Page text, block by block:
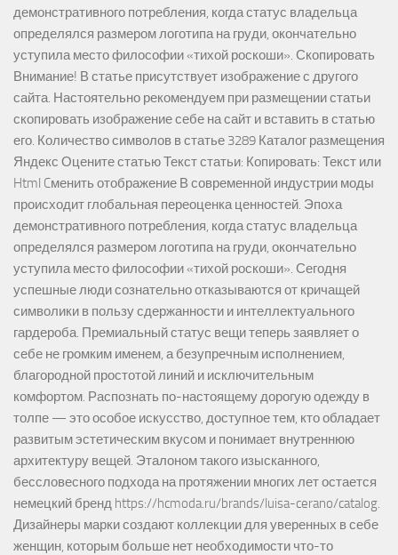
демонстративного потребления, когда статус владельца
определялся размером логотипа на груди, окончательно
уступила место философии «тихой роскоши». Скопировать
Внимание! В статье присутствует изображение с другого
сайта. Настоятельно рекомендуем при размещении статьи
скопировать изображение себе на сайт и вставить в статью
его. Количество символов в статье 3289 Каталог размещения
Яндекс Оцените статью Текст статьи: Копировать: Текст или
Html Cменить отображение В современной индустрии моды
происходит глобальная переоценка ценностей. Эпоха
демонстративного потребления, когда статус владельца
определялся размером логотипа на груди, окончательно
уступила место философии «тихой роскоши». Сегодня
успешные люди сознательно отказываются от кричащей
символики в пользу сдержанности и интеллектуального
гардероба. Премиальный статус вещи теперь заявляет о
себе не громким именем, а безупречным исполнением,
благородной простотой линий и исключительным
комфортом. Распознать по-настоящему дорогую одежду в
толпе — это особое искусство, доступное тем, кто обладает
развитым эстетическим вкусом и понимает внутреннюю
архитектуру вещей. Эталоном такого изысканного,
бессловесного подхода на протяжении многих лет остается
немецкий бренд https://hcmoda.ru/brands/luisa-cerano/catalog.
Дизайнеры марки создают коллекции для уверенных в себе
женщин, которым больше нет необходимости что-то